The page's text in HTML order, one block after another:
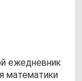
ежед­нев­ник
ма­те­ма­ти­ки